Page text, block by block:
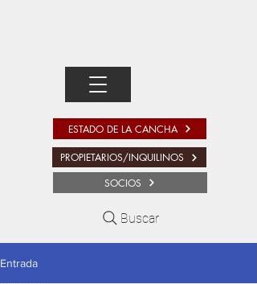
SOCIOS
ESTADO DE LA CANCHA
PROPIETARIOS/INQUILINOS
Buscar
Entrada